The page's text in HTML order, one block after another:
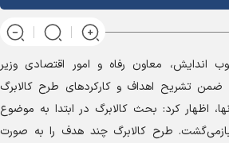
اندایش، معاون رفاه و امور اقتصادی وزیر
ضمن تشریح اهداف و کارکرد‌های طرح کالابرگ
اظهار کرد: بحث کالابرگ در ابتدا به موضوع
بازمی‌گشت. طرح کالابرگ چند هدف را به صورت